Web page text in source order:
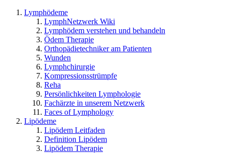
Lymphödeme
LymphNetzwerk Wiki
Lymphödem verstehen und behandeln
Ödem Therapie
Orthopädietechniker am Patienten
Wunden
Lymphchirurgie
Kompressionsstrümpfe
Reha
Persönlichkeiten Lymphologie
Fachärzte in unserem Netzwerk
Faces of Lymphology
Lipödeme
Lipödem Leitfaden
Definition Lipödem
Lipödem Therapie